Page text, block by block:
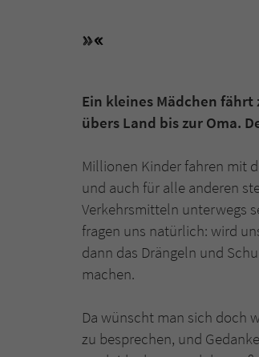
Ein kleines Mädchen fährt
übers Land bis zur Oma.
Millionen Kinder fahren mit
und auch für alle anderen
Verkehrsmitteln unterwegs
fragen uns natürlich: wird
dann das Drängeln und
machen.
Da wünscht man sich doch
zu besprechen, und